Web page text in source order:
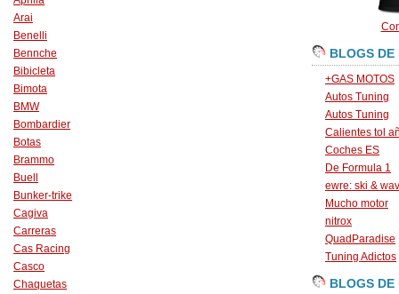
Arai
Benelli
Bennche
Bibicleta
Bimota
BMW
Bombardier
Botas
Brammo
Buell
Bunker-trike
Cagiva
Carreras
Cas Racing
Casco
Chaquetas
BLOGS DE
+GAS MOTOS
Autos Tuning
Autos Tuning
Calientes tol
Coches ES
De Formula 1
ewre: ski &
Mucho motor
nitrox
QuadParadise
Tuning Adictos
BLOGS DE